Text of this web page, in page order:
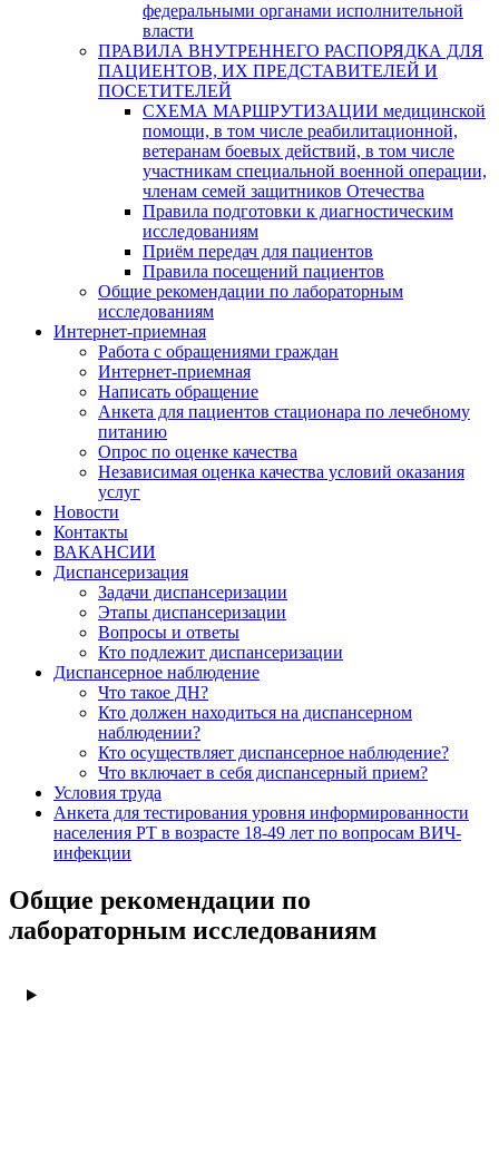
федеральными органами исполнительной
власти
ПРАВИЛА ВНУТРЕННЕГО РАСПОРЯДКА ДЛЯ
ПАЦИЕНТОВ, ИХ ПРЕДСТАВИТЕЛЕЙ И
ПОСЕТИТЕЛЕЙ
СХЕМА МАРШРУТИЗАЦИИ медицинской
помощи, в том числе реабилитационной,
ветеранам боевых действий, в том числе
участникам специальной военной операции,
членам семей защитников Отечества
Правила подготовки к диагностическим
исследованиям
Приём передач для пациентов
Правила посещений пациентов
Общие рекомендации по лабораторным
исследованиям
Интернет-приемная
Работа с обращениями граждан
Интернет-приемная
Написать обращение
Анкета для пациентов стационара по лечебному
питанию
Опрос по оценке качества
Независимая оценка качества условий оказания
услуг
Новости
Контакты
ВАКАНСИИ
Диспансеризация
Задачи диспансеризации
Этапы диспансеризации
Вопросы и ответы
Кто подлежит диспансеризации
Диспансерное наблюдение
Что такое ДН?
Кто должен находиться на диспансерном
наблюдении?
Кто осуществляет диспансерное наблюдение?
Что включает в себя диспансерный прием?
Условия труда
Анкета для тестирования уровня информированности
населения РТ в возрасте 18-49 лет по вопросам ВИЧ-
инфекции
Общие рекомендации по
лабораторным исследованиям